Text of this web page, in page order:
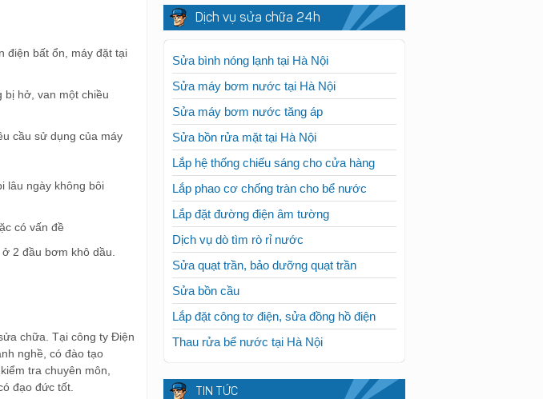
điện bất ổn, máy đặt tại
bị hở, van một chiều
cầu sử dụng của máy
lâu ngày không bôi
có vấn đề
2 đầu bơm khô dầu.
chữa. Tại công ty Điện
nghề, có đào tạo
tra chuyên môn,
đạo đức tốt.
Dịch vụ sửa chữa 24h
Sửa bình nóng lạnh tại Hà Nội
Sửa máy bơm nước tại Hà Nội
Sửa máy bơm nước tăng áp
Sửa bồn rửa mặt tại Hà Nội
Lắp hệ thống chiếu sáng cho cửa hàng
Lắp phao cơ chống tràn cho bể nước
Lắp đặt đường điện âm tường
Dịch vụ dò tìm rò rỉ nước
Sửa quạt trần, bảo dưỡng quạt trần
Sửa bồn cầu
Lắp đặt công tơ điện, sửa đồng hồ điện
Thau rửa bể nước tại Hà Nội
TIN TỨC